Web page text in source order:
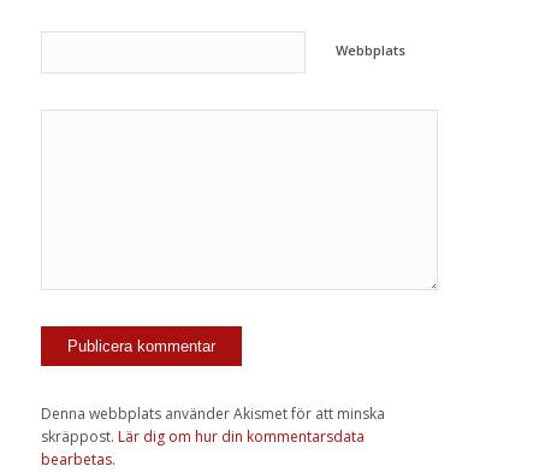
Webbplats
Denna webbplats använder Akismet för att minska
skräppost. Lär dig om hur din kommentarsdata
bearbetas.